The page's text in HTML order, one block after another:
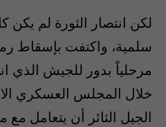
لكن انتصار الثورة لم يكن
سلمية، واكتفت بإسقاط
مرحلياً بدور للجيش الذي
خلال المجلس العسكري
الجيل الثائر أن يتعامل